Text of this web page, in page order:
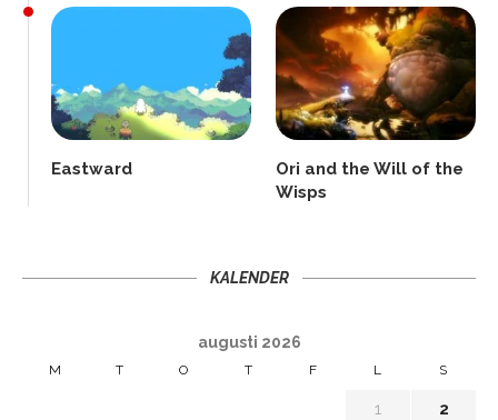
Eastward
Ori and the Will of the
Wisps
KALENDER
augusti 2026
M T O T F L S
1
2